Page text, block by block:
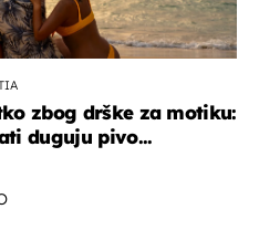
zbog drške za motiku:
duguju pivo...